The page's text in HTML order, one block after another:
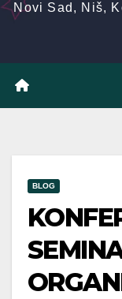
Novi Sad, Niš,
BLOG